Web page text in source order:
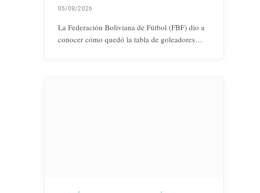
05/08/2026
La Federación Boliviana de Fútbol (FBF) dio a
conocer cómo quedó la tabla de goleadores…